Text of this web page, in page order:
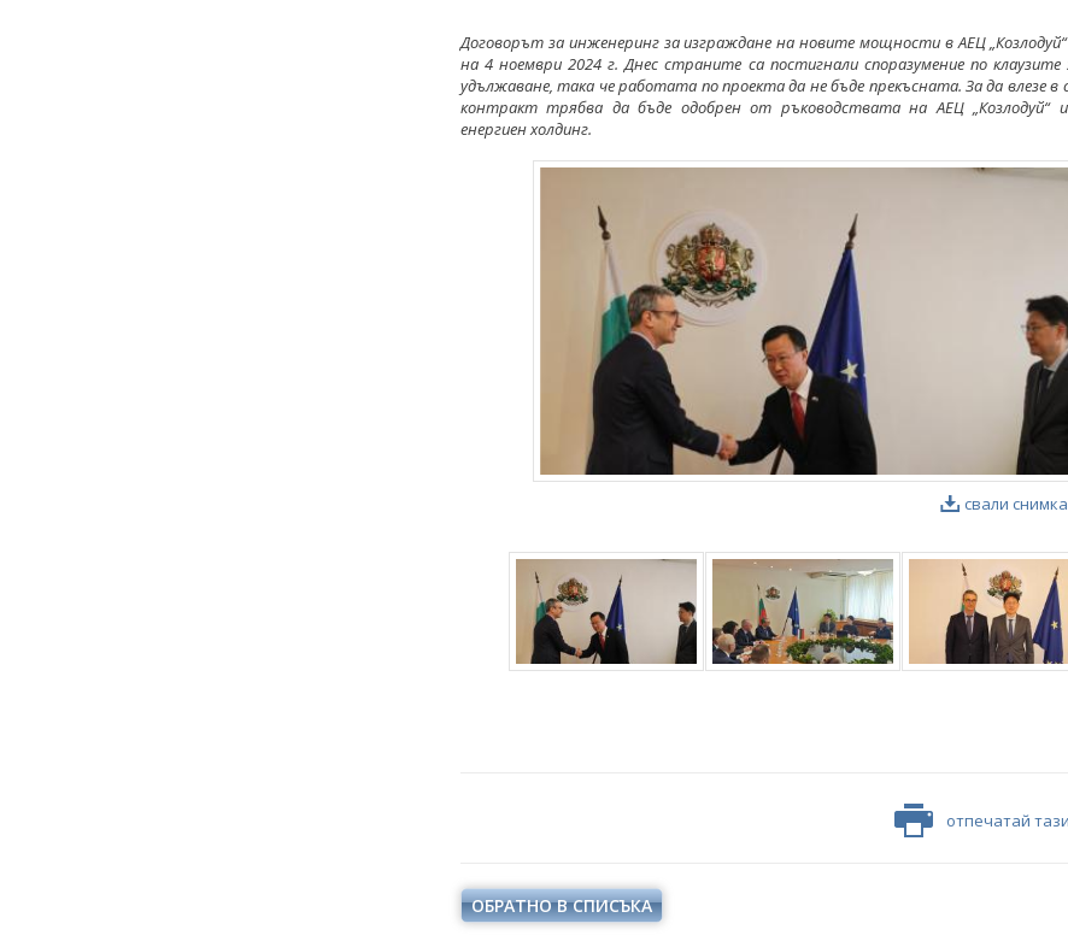
Договорът за инженеринг за изграждане на новите мощности в АЕЦ „Козлодуй“
на 4 ноември 2024 г. Днес страните са постигнали споразумение по клаузите
удължаване, така че работата по проекта да не бъде прекъсната. За да влезе в
контракт трябва да бъде одобрен от ръководствата на АЕЦ „Козлодуй“ и
енергиен холдинг.
свали
отпечатай
ОБРАТНО В СПИСЪКА